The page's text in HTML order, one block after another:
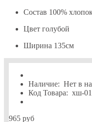
Состав 100%
Цвет голубой
Ширина 135см
Наличие: Нет в
Код Товара: хш-
965 руб